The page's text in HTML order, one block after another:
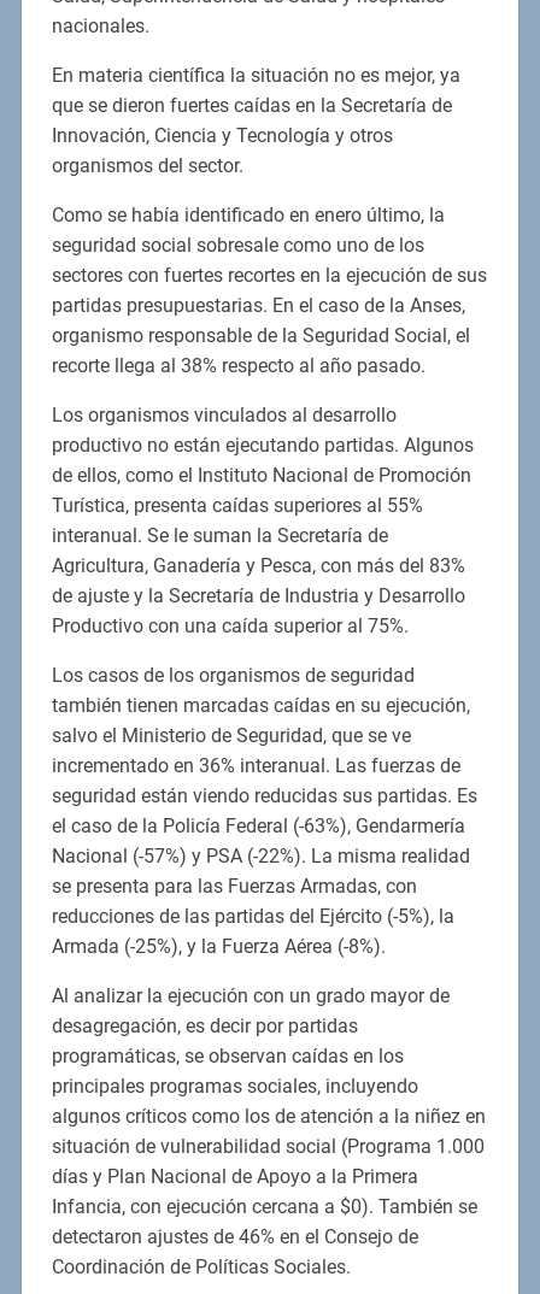
nacionales.
En materia científica la situación no es mejor, ya
que se dieron fuertes caídas en la Secretaría de
Innovación, Ciencia y Tecnología y otros
organismos del sector.
Como se había identificado en enero último, la
seguridad social sobresale como uno de los
sectores con fuertes recortes en la ejecución de sus
partidas presupuestarias. En el caso de la Anses,
organismo responsable de la Seguridad Social, el
recorte llega al 38% respecto al año pasado.
Los organismos vinculados al desarrollo
productivo no están ejecutando partidas. Algunos
de ellos, como el Instituto Nacional de Promoción
Turística, presenta caídas superiores al 55%
interanual. Se le suman la Secretaría de
Agricultura, Ganadería y Pesca, con más del 83%
de ajuste y la Secretaría de Industria y Desarrollo
Productivo con una caída superior al 75%.
Los casos de los organismos de seguridad
también tienen marcadas caídas en su ejecución,
salvo el Ministerio de Seguridad, que se ve
incrementado en 36% interanual. Las fuerzas de
seguridad están viendo reducidas sus partidas. Es
el caso de la Policía Federal (-63%), Gendarmería
Nacional (-57%) y PSA (-22%). La misma realidad
se presenta para las Fuerzas Armadas, con
reducciones de las partidas del Ejército (-5%), la
Armada (-25%), y la Fuerza Aérea (-8%).
Al analizar la ejecución con un grado mayor de
desagregación, es decir por partidas
programáticas, se observan caídas en los
principales programas sociales, incluyendo
algunos críticos como los de atención a la niñez en
situación de vulnerabilidad social (Programa 1.000
días y Plan Nacional de Apoyo a la Primera
Infancia, con ejecución cercana a $0). También se
detectaron ajustes de 46% en el Consejo de
Coordinación de Políticas Sociales.